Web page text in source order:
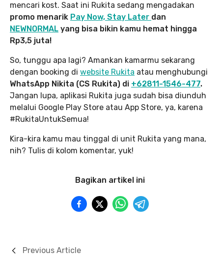
mencari kost. Saat ini Rukita sedang mengadakan
promo menarik Pay Now, Stay Later dan
NEWNORMAL yang bisa bikin kamu hemat hingga
Rp3,5 juta!
So, tunggu apa lagi? Amankan kamarmu sekarang
dengan booking di website Rukita atau menghubungi
WhatsApp Nikita (CS Rukita) di +62811-1546-477.
Jangan lupa, aplikasi Rukita juga sudah bisa diunduh
melalui Google Play Store atau App Store, ya, karena
#RukitaUntukSemua!
Kira-kira kamu mau tinggal di unit Rukita yang mana,
nih? Tulis di kolom komentar, yuk!
Bagikan artikel ini
Previous Article